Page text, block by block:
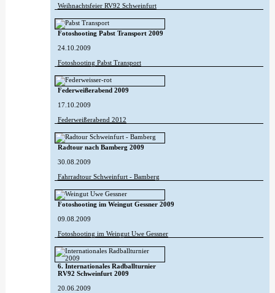
Weihnachtsfeier RV92 Schweinfurt
Fotoshooting Pabst Transport 2009
24.10.2009
Fotoshooting Pabst Transport
Federweißerabend 2009
17.10.2009
Federweißerabend 2012
Radtour nach Bamberg 2009
30.08.2009
Fahrradtour Schweinfurt - Bamberg
Fotoshooting im Weingut Gessner 2009
09.08.2009
Fotoshooting im Weingut Uwe Gessner
6. Internationales Radballturnier
RV92 Schweinfurt 2009
20.06.2009